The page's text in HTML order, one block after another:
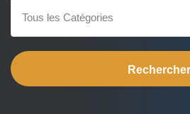
Tous les Catégories